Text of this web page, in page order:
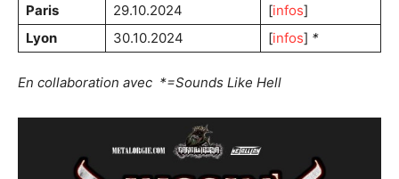
Paris 29.10.2024 [infos]
Lyon
30.10.2024 [infos] *
En collaboration avec *=Sounds Like Hell